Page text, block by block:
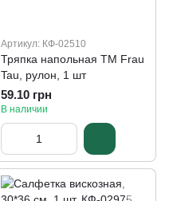
Артикул: КФ-02510
Тряпка напольная ТМ Frau
Tau, рулон, 1 шт
59.10 грн
В наличии